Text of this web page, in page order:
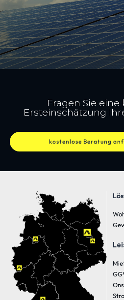
Fragen Sie eine
Ersteinschätzung
kostenlose Beratung